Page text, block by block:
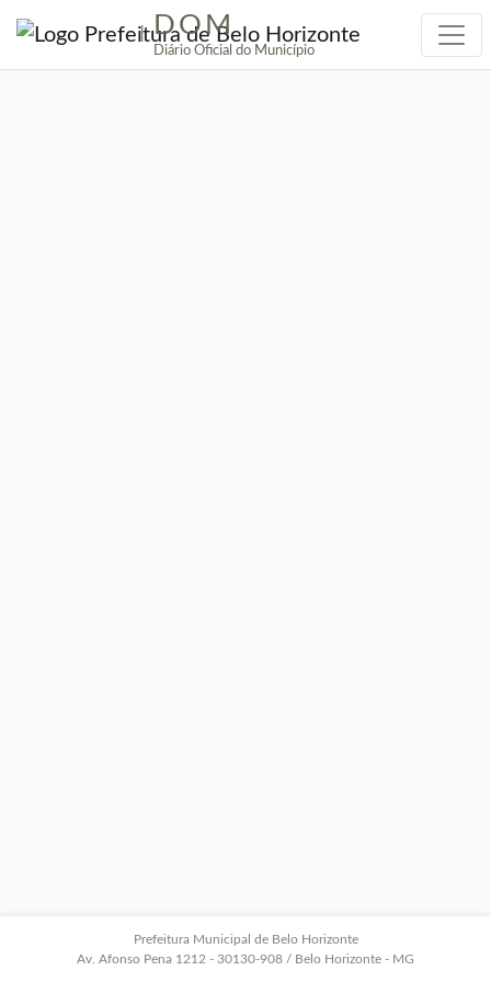
| DOM
Diário Oficial do Município
Prefeitura Municipal de Belo Horizonte
Av. Afonso Pena 1212 - 30130-908 / Belo Horizonte - MG